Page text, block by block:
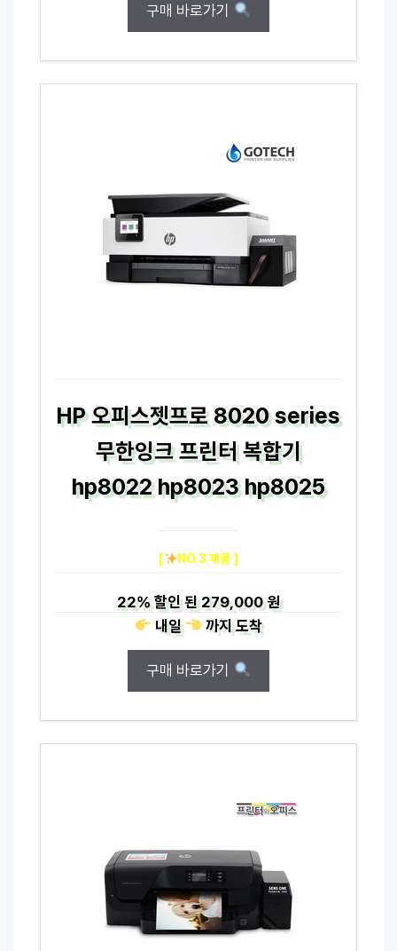
구매 바로가기
HP 오피스젯프로 8020 series
무한잉크 프린터 복합기
hp8022 hp8023 hp8025
[ NO.3 제품 ]
22%할인 된279,000 원
내일
까지도착
구매 바로가기